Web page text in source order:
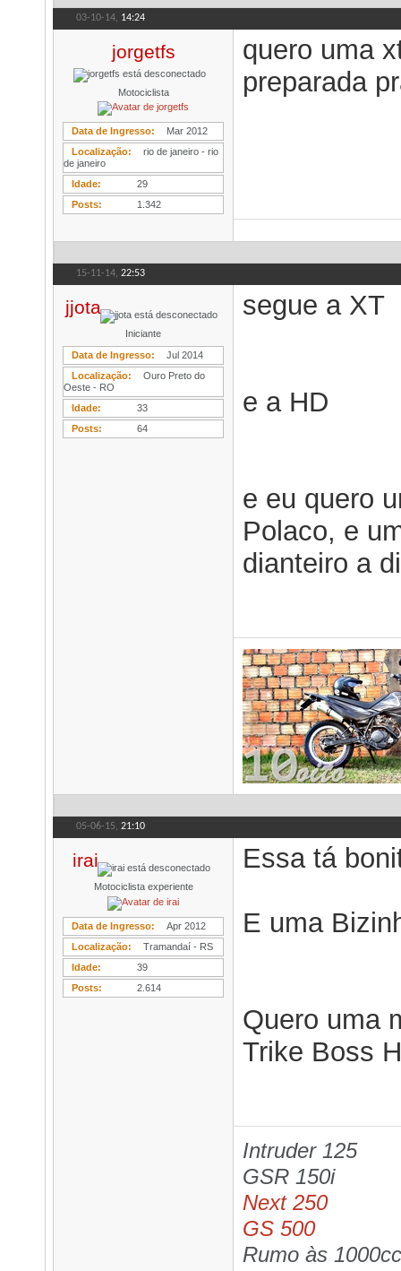
03-10-14, 14:24
jorgetfs
Motociclista
Data de Ingresso
Mar 2012
Localização
rio de janeiro - rio
de janeiro
Idade
29
Posts
1.342
quero uma
preparada
15-11-14, 22:53
jjota
Iniciante
Data de Ingresso
Jul 2014
Localização
Ouro Preto do
Oeste - RO
Idade
33
Posts
64
segue a XT
e a HD
e eu quero
Polaco, e
dianteiro a
05-06-15, 21:10
irai
Motociclista experiente
Data de Ingresso
Apr 2012
Localização
Tramandaí - RS
Idade
39
Posts
2.614
Essa tá
E uma
Quero uma
Trike Boss
Intruder 125
GSR 150i
Next 250
GS 500
Rumo às